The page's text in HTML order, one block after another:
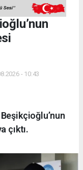
- 10:43
çıktı.